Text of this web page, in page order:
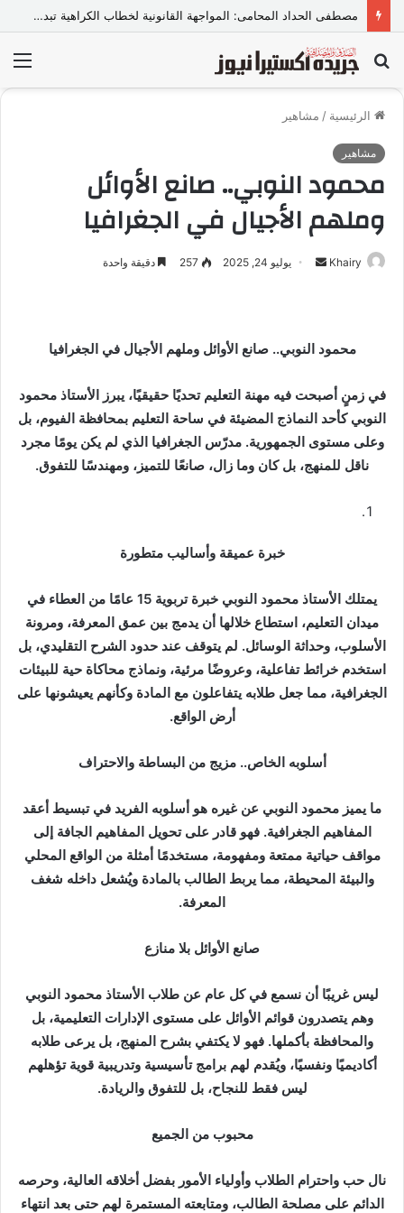
مصطفى الحداد المحامى: المواجهة القانونية لخطاب الكراهية تبدأ بتشريع واضح ووعي مجتمعي
بحث
عن
الرئيسية / مشاهير
مشاهير
محمود النوبي.. صانع الأوائل
وملهم الأجيال في الجغرافيا
Khairy
ي
د
ا
يوليو 24, 2025 257 دقيقة واحدة
محمود النوبي.. صانع الأوائل وملهم الأجيال في الجغرافيا
في زمنٍ أصبحت فيه مهنة التعليم تحديًا حقيقيًا، يبرز الأستاذ محمود
النوبي كأحد النماذج المضيئة في ساحة التعليم بمحافظة الفيوم، بل
وعلى مستوى الجمهورية. مدرّس الجغرافيا الذي لم يكن يومًا مجرد
ناقل للمنهج، بل كان وما زال، صانعًا للتميز، ومهندسًا للتفوق.
خبرة عميقة وأساليب متطورة
يمتلك الأستاذ محمود النوبي خبرة تربوية 15 عامًا من العطاء في
ميدان التعليم، استطاع خلالها أن يدمج بين عمق المعرفة، ومرونة
الأسلوب، وحداثة الوسائل. لم يتوقف عند حدود الشرح التقليدي، بل
استخدم خرائط تفاعلية، وعروضًا مرئية، ونماذج محاكاة حية للبيئات
الجغرافية، مما جعل طلابه يتفاعلون مع المادة وكأنهم يعيشونها على
أرض الواقع.
أسلوبه الخاص.. مزيج من البساطة والاحتراف
ما يميز محمود النوبي عن غيره هو أسلوبه الفريد في تبسيط أعقد
المفاهيم الجغرافية. فهو قادر على تحويل المفاهيم الجافة إلى
مواقف حياتية ممتعة ومفهومة، مستخدمًا أمثلة من الواقع المحلي
والبيئة المحيطة، مما يربط الطالب بالمادة ويُشعل داخله شغف
المعرفة.
صانع الأوائل بلا منازع
ليس غريبًا أن نسمع في كل عام عن طلاب الأستاذ محمود النوبي
وهم يتصدرون قوائم الأوائل على مستوى الإدارات التعليمية، بل
والمحافظة بأكملها. فهو لا يكتفي بشرح المنهج، بل يرعى طلابه
أكاديميًا ونفسيًا، ويُقدم لهم برامج تأسيسية وتدريبية قوية تؤهلهم
ليس فقط للنجاح، بل للتفوق والريادة.
محبوب من الجميع
نال حب واحترام الطلاب وأولياء الأمور بفضل أخلاقه العالية، وحرصه
الدائم على مصلحة الطالب، ومتابعته المستمرة لهم حتى بعد انتهاء